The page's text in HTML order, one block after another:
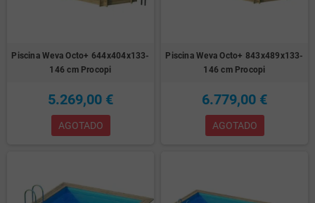
Piscina Weva Octo+ 644x404x133-
146 cm Procopi
5.269,00 €
AGOTADO
Piscina Weva Octo+ 843x489x133-
146 cm Procopi
6.779,00 €
AGOTADO